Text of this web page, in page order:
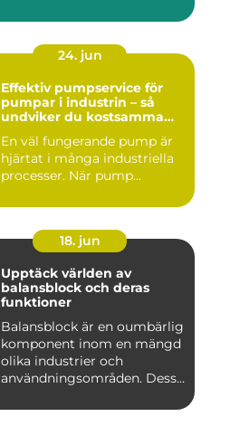
24. jun
Effektiv pumpservice för
pumpar i industrin – så
undviker du kostsamma
En väl fungerande pump är
hjärtat i många industriella
processer. När pump...
18. jun
Upptäck världen av
balansblock och deras
funktioner
Balansblock är en oumbärlig
komponent inom en mängd
olika industrier och
användningsområden. Dessa